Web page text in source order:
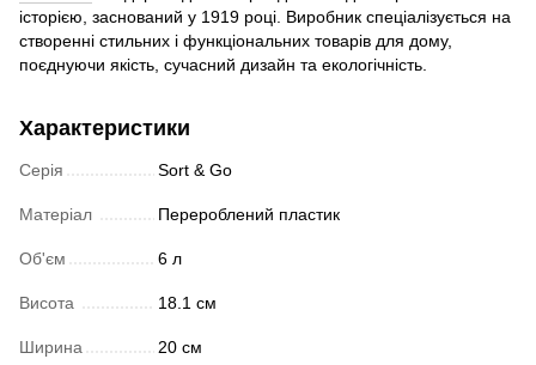
історією, заснований у 1919 році. Виробник спеціалізується на
створенні стильних і функціональних товарів для дому,
поєднуючи якість, сучасний дизайн та екологічність.
Характеристики
Серія Sort & Go
Матеріал Перероблений пластик
Об'єм 6 л
Висота 18.1 см
Ширина 20 см